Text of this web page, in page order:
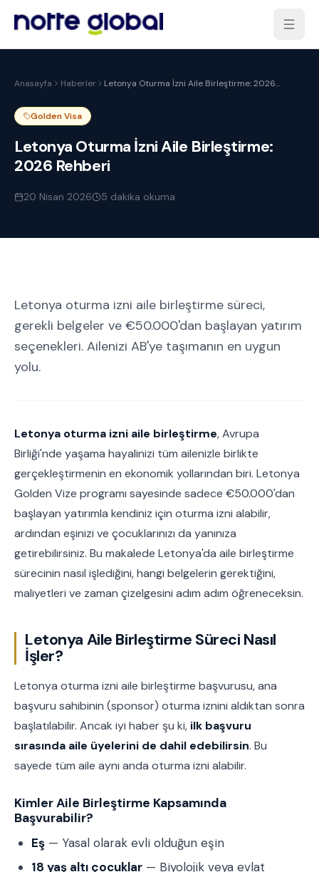
Anasayfa Haberler
Letonya Oturma İzni Aile Birleştirme: 2026
Golden Visa
Letonya Oturma İzni Aile Birleştirme:
2026 Rehberi
20 Nisan 2026 5 dakika okuma
Letonya oturma izni aile birleştirme süreci,
gerekli belgeler ve €50.000'dan başlayan yatırım
seçenekleri. Ailenizi AB'ye taşımanın en uygun
yolu.
Letonya oturma izni aile birleştirme, Avrupa
Birliği'nde yaşama hayalinizi tüm ailenizle birlikte
gerçekleştirmenin en ekonomik yollarından biri. Letonya
Golden Vize programı sayesinde sadece €50.000'dan
başlayan yatırımla kendiniz için oturma izni alabilir,
ardından eşinizi ve çocuklarınızı da yanınıza
getirebilirsiniz. Bu makalede Letonya'da aile birleştirme
sürecinin nasıl işlediğini, hangi belgelerin gerektiğini,
maliyetleri ve zaman çizelgesini adım adım öğreneceksin.
Letonya Aile Birleştirme Süreci Nasıl
İşler?
Letonya oturma izni aile birleştirme başvurusu, ana
başvuru sahibinin (sponsor) oturma iznini aldıktan sonra
başlatılabilir. Ancak iyi haber şu ki, ilk başvuru
sırasında aile üyelerini de dahil edebilirsin. Bu
sayede tüm aile aynı anda oturma izni alabilir.
Kimler Aile Birleştirme Kapsamında
Başvurabilir?
Eş — Yasal olarak evli olduğun eşin
18 yaş altı çocuklar — Biyolojik veya evlat